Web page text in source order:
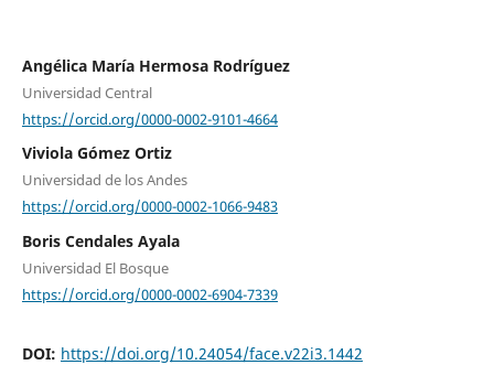
Angélica María Hermosa Rodríguez
Universidad Central
https://orcid.org/0000-0002-9101-4664
Viviola Gómez Ortiz
Universidad de los Andes
https://orcid.org/0000-0002-1066-9483
Boris Cendales Ayala
Universidad El Bosque
https://orcid.org/0000-0002-6904-7339
DOI: https://doi.org/10.24054/face.v22i3.1442